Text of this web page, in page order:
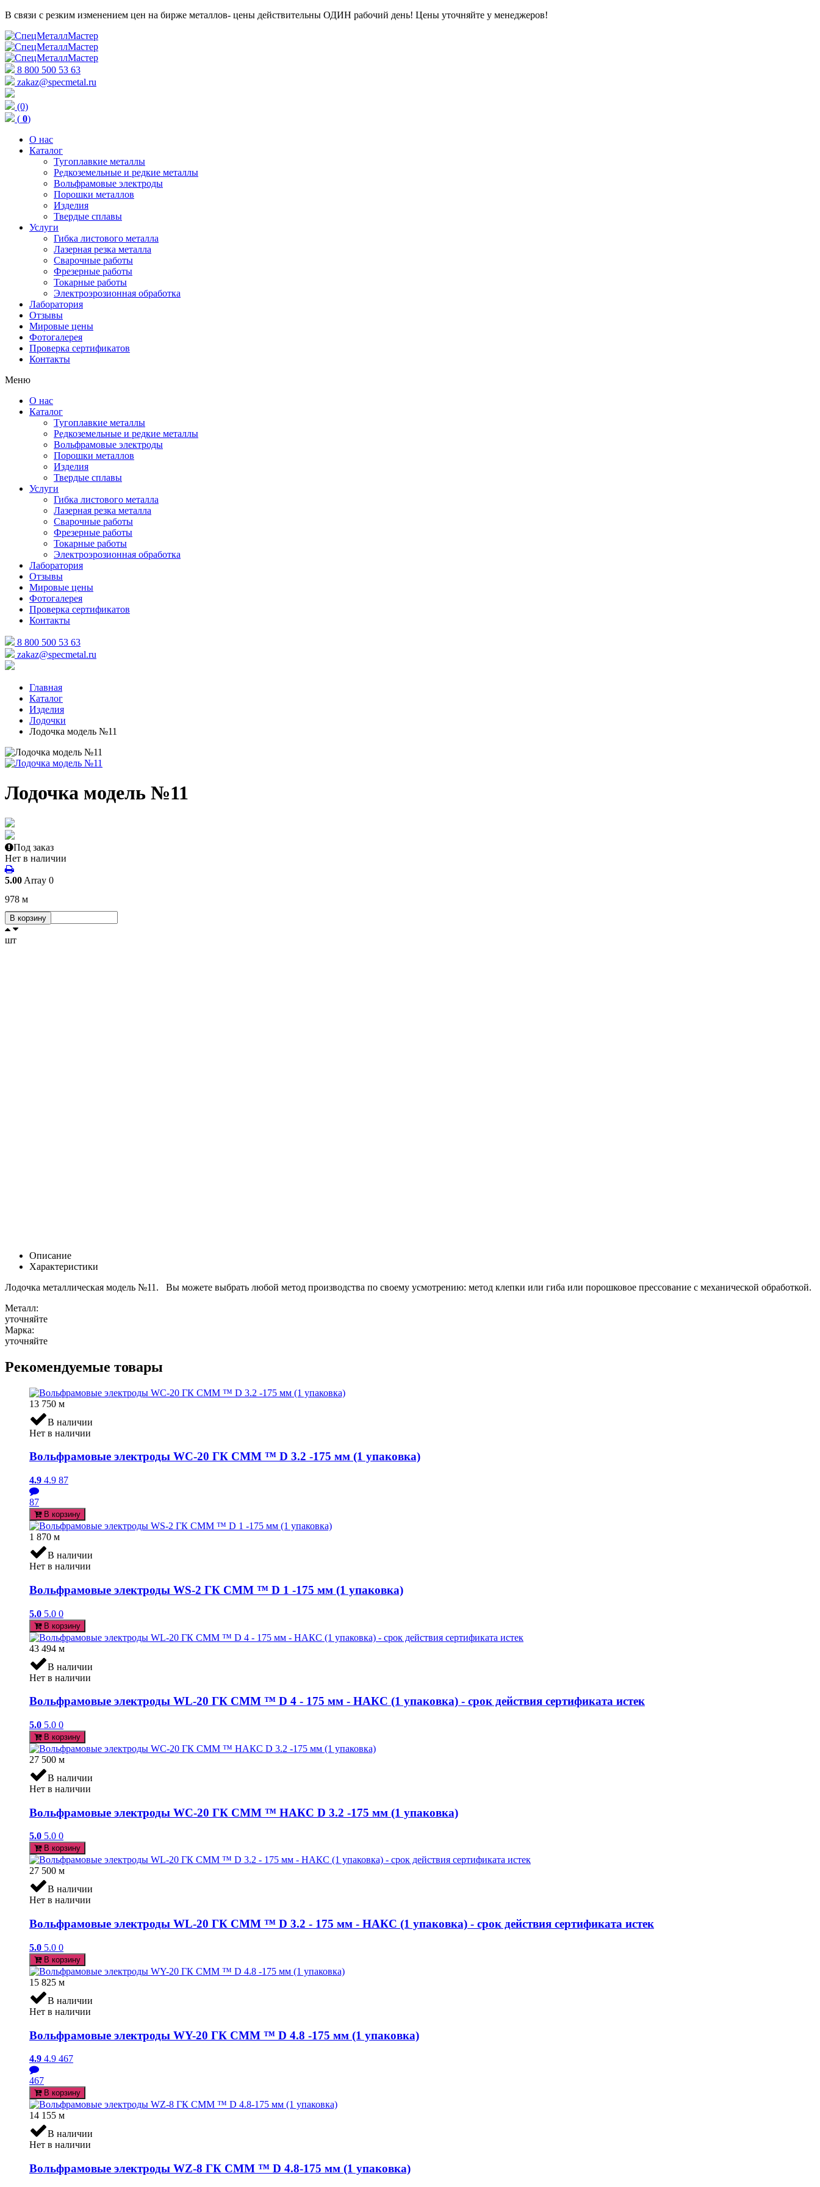
В связи с резким изменением цен на бирже металлов- цены действительны ОДИН рабочий день! Цены уточняйте у менеджеров!
8 800 500 53 63
zakaz@specmetal.ru
(0)
( 0)
О нас
Каталог
Тугоплавкие металлы
Редкоземельные и редкие металлы
Вольфрамовые электроды
Порошки металлов
Изделия
Твердые сплавы
Услуги
Гибка листового металла
Лазерная резка металла
Сварочные работы
Фрезерные работы
Токарные работы
Электроэрозионная обработка
Лаборатория
Отзывы
Мировые цены
Фотогалерея
Проверка сертификатов
Контакты
Меню
О нас
Каталог
Тугоплавкие металлы
Редкоземельные и редкие металлы
Вольфрамовые электроды
Порошки металлов
Изделия
Твердые сплавы
Услуги
Гибка листового металла
Лазерная резка металла
Сварочные работы
Фрезерные работы
Токарные работы
Электроэрозионная обработка
Лаборатория
Отзывы
Мировые цены
Фотогалерея
Проверка сертификатов
Контакты
8 800 500 53 63
zakaz@specmetal.ru
Главная
Каталог
Изделия
Лодочки
Лодочка модель №11
Лодочка модель №11
Под заказ
Нет в наличии
5.00 Array 0
978 м
шт
В корзину
Описание
Характеристики
Лодочка металлическая модель №11. Вы можете выбрать любой метод производства по своему усмотрению: метод клепки или гиба или порошковое прессование с механической обработкой.
Металл:
уточняйте
Марка:
уточняйте
Рекомендуемые товары
13 750 м
В наличии
Нет в наличии
Вольфрамовые электроды WC-20 ГК СММ ™ D 3.2 -175 мм (1 упаковка)
4.9 4.9 87
87
В корзину
1 870 м
В наличии
Нет в наличии
Вольфрамовые электроды WS-2 ГК СММ ™ D 1 -175 мм (1 упаковка)
5.0 5.0 0
В корзину
43 494 м
В наличии
Нет в наличии
Вольфрамовые электроды WL-20 ГК СММ ™ D 4 - 175 мм - НАКС (1 упаковка) - срок действия сертификата истек
5.0 5.0 0
В корзину
27 500 м
В наличии
Нет в наличии
Вольфрамовые электроды WC-20 ГК СММ ™ НАКС D 3.2 -175 мм (1 упаковка)
5.0 5.0 0
В корзину
27 500 м
В наличии
Нет в наличии
Вольфрамовые электроды WL-20 ГК СММ ™ D 3.2 - 175 мм - НАКС (1 упаковка) - срок действия сертификата истек
5.0 5.0 0
В корзину
15 825 м
В наличии
Нет в наличии
Вольфрамовые электроды WY-20 ГК СММ ™ D 4.8 -175 мм (1 упаковка)
4.9 4.9 467
467
В корзину
14 155 м
В наличии
Нет в наличии
Вольфрамовые электроды WZ-8 ГК СММ ™ D 4.8-175 мм (1 упаковка)